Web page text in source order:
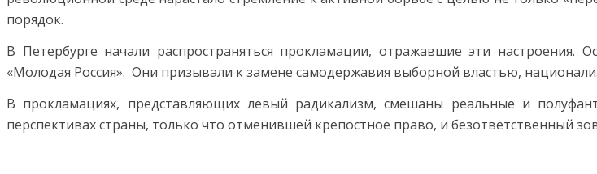
порядок.
В Петербурге начали распространяться прокламации, отражавшие эти
«Молодая Россия». Они призывали к замене самодержавия выборной властью,
В прокламациях, представляющих левый радикализм, смешаны реальные и
перспективах страны, только что отменившей крепостное право, и безответственный